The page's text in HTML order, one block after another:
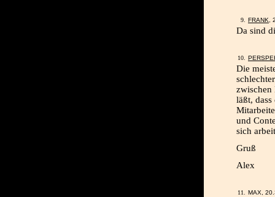
FRANK ,
Da sind
Die
zwischen
läßt,
und
sich
Gruß
Alex
MAX,